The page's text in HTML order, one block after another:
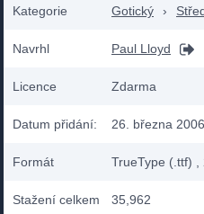
Kategorie Gotický ›
Navrhl Paul Lloyd
Licence Zdarma
Datum přidání: 26. března 2006
Formát TrueType (.ttf)
Stažení celkem 35,962